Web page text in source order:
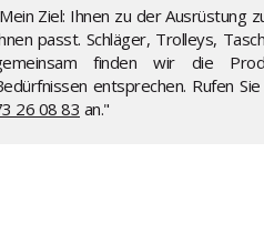
Ziel: Ihnen zu der Ausrüstung
passt. Schläger, Trolleys,
finden wir die
entsprechen. Rufen
26 08 83 an."